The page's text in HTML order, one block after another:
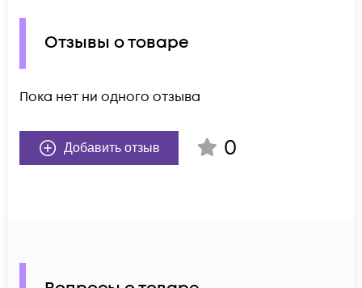
Отзывы о товаре
Пока нет ни одного отзыва
Добавить отзыв 0